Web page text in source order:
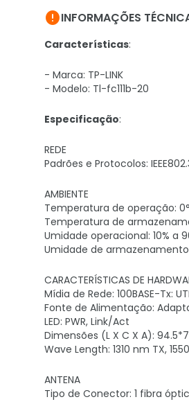
INFORMAÇÕES
Características:
- Marca: TP-LINK
- Modelo: Tl-fc111b-20
Especificação:
REDE
Padrões e Protocolos:
AMBIENTE
Temperatura de operação:
Temperatura de
Umidade operacional: 10% a
Umidade de
CARACTERÍSTICAS DE
Mídia de Rede: 100BASE-Tx:
Fonte de Alimentação:
LED: PWR, Link/Act
Dimensões (L X C X A):
Wave Length: 1310 nm TX,
ANTENA
Tipo de Conector: 1 fibra